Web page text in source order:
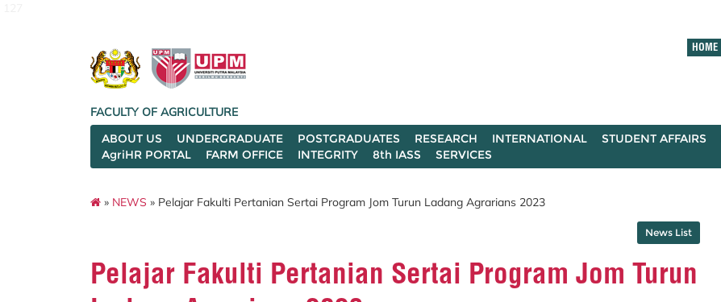
HOME
FACULTY OF AGRICULTURE
ABOUT US
UNDERGRADUATE POSTGRADUATES RESEARCH INTERNATIONAL STUDENT AFFAIRS
AgriHR PORTAL
FARM OFFICE INTEGRITY 8th IASS SERVICES
» NEWS » Pelajar Fakulti Pertanian Sertai Program Jom Turun Ladang Agrarians 2023
News List
Pelajar Fakulti Pertanian Sertai Program Jom Turun